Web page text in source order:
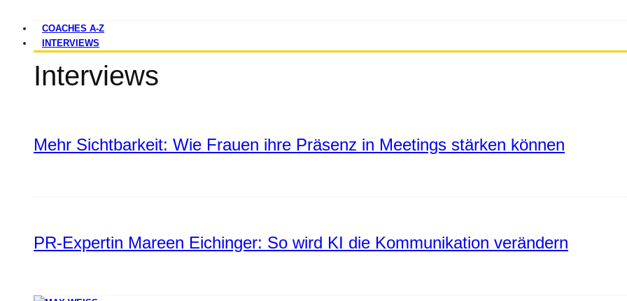
COACHES A-Z
INTERVIEWS
Interviews
Mehr Sichtbarkeit: Wie Frauen ihre Präsenz in Meetings stärken können
PR-Expertin Mareen Eichinger: So wird KI die Kommunikation verändern